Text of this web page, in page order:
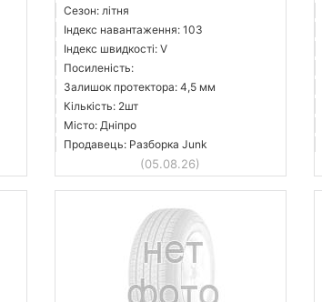
Сезон: літня
Індекс навантаження: 103
Індекс швидкості: V
Посиленість:
Залишок протектора: 4,5 мм
Кількість: 2шт
Місто: Дніпро
Продавець: Разборка Junk
(05.08.26)